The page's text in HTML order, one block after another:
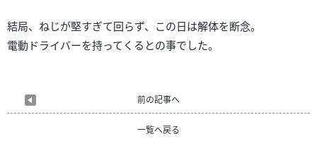
結局、ねじが堅すぎて回らず、この日は解体を断念。
電動ドライバーを持ってくるとの事でした。
前の記事へ
一覧へ戻る